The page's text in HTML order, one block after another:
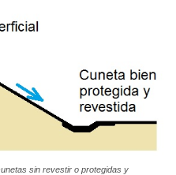
sin revestir o protegidas y